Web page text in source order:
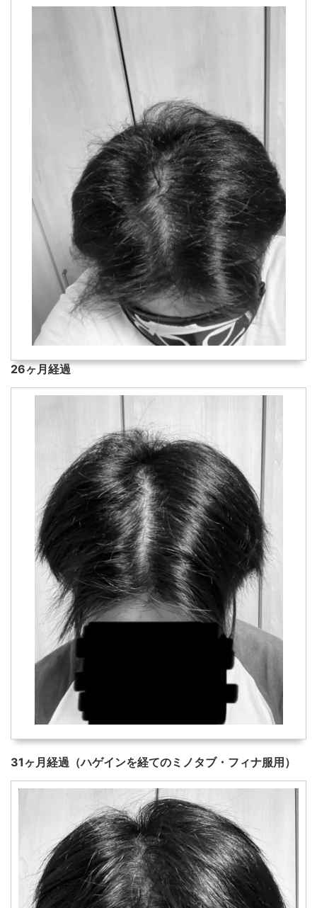
26ヶ月経過
31ヶ月経過 （ハゲインを経てのミノタブ・フィナ服用）